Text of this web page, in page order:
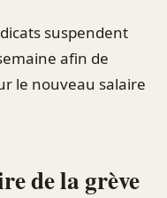
suspendent
afin de
le nouveau salaire
de la grève